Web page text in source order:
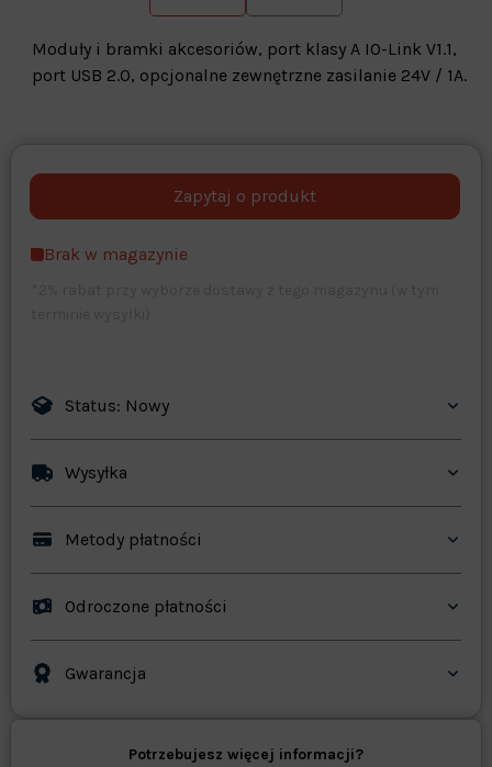
Moduły i bramki akcesoriów, port klasy A IO-Link V1.1,
port USB 2.0, opcjonalne zewnętrzne zasilanie 24V / 1A.
opcjonalne Maks. 250 znaków
Brak w magazynie
Status: Nowy
Wysyłka
Metody płatności
Odroczone płatności
Gwarancja
Potrzebujesz więcej informacji?